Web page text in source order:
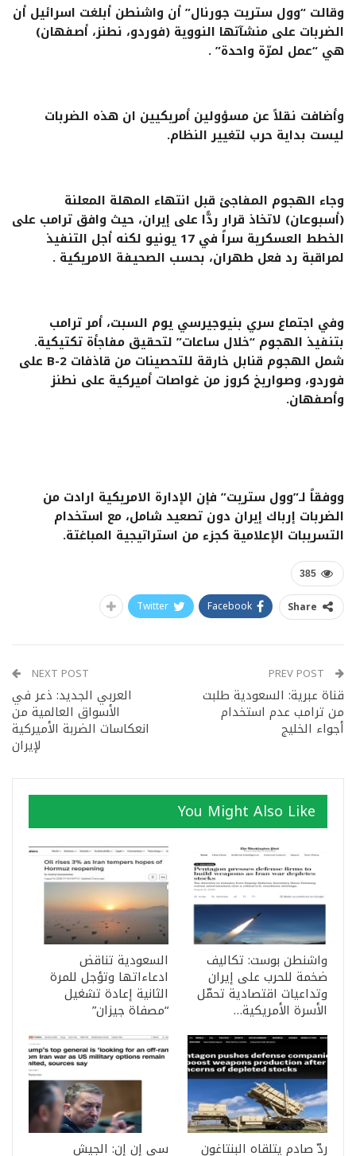
وقالت “وول ستريت جورنال” أن واشنطن أبلغت اسرائيل أن
الضربات على منشآتها النووية (فوردو، نطنز، أصفهان)
هي “عمل لمرّة واحدة” .
وأضافت نقلاً عن مسؤولين أمريكيين ان هذه الضربات
ليست بداية حرب لتغيير النظام.
وجاء الهجوم المفاجئ قبل انتهاء المهلة المعلنة
(أسبوعان) لاتخاذ قرار ردًّا على إيران، حيث وافق ترامب على
الخطط العسكرية سراً في 17 يونيو لكنه أجل التنفيذ
لمراقبة رد فعل طهران، بحسب الصحيفة الامريكية .
وفي اجتماع سري بنيوجيرسي يوم السبت، أمر ترامب
بتنفيذ الهجوم “خلال ساعات” لتحقيق مفاجأة تكتيكية.
شمل الهجوم قنابل خارقة للتحصينات من قاذفات B-2 على
فوردو، وصواريخ كروز من غواصات أميركية على نطنز
وأصفهان.
ووفقاً لـ”وول ستريت” فإن الإدارة الامريكية ارادت من
الضربات إرباك إيران دون تصعيد شامل، مع استخدام
التسريبات الإعلامية كجزء من استراتيجية المباغتة.
385
Share
Facebook
Twitter
قناة عبرية: السعودية طلبت
من ترامب عدم استخدام
أجواء الخليج
NEXT POST
العربي الجديد: ذعر في
الأسواق العالمية من
انعكاسات الضربة الأميركية
لإيران
You Might Also Like
واشنطن بوست: تكاليف
ضخمة للحرب على إيران
وتداعيات اقتصادية تحمّل
الأسرة الأمريكية…
السعودية تناقض
ادعاءاتها وتؤجل للمرة
الثانية إعادة تشغيل
“مصفاة جيزان”
ردّ صادم يتلقاه البنتاغون سي إن إن: الجيش